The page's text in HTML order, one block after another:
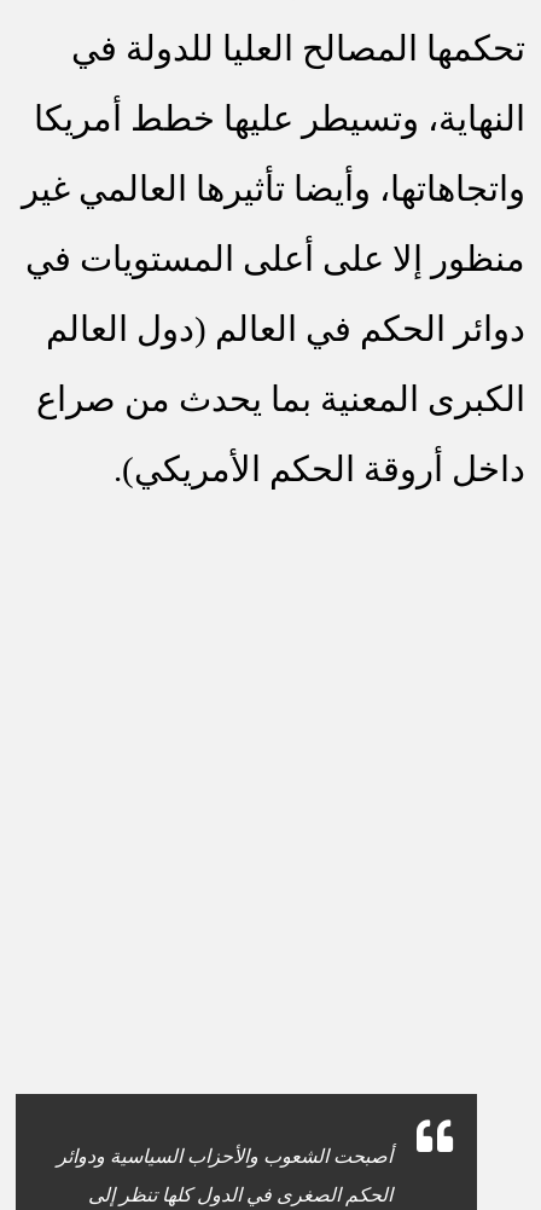
تحكمها المصالح العليا للدولة في
النهاية، وتسيطر عليها خطط أمريكا
واتجاهاتها، وأيضا تأثيرها العالمي غير
منظور إلا على أعلى المستويات في
دوائر الحكم في العالم (دول العالم
الكبرى المعنية بما يحدث من صراع
داخل أروقة الحكم الأمريكي).
أصبحت الشعوب والأحزاب السياسية ودوائر
الحكم الصغرى في الدول كلها تنظر إلى